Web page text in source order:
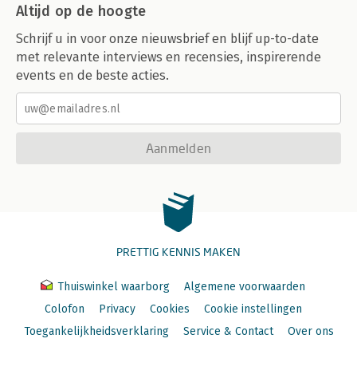
Altijd op de hoogte
Schrijf u in voor onze nieuwsbrief en blijf up-to-date
met relevante interviews en recensies, inspirerende
events en de beste acties.
Aanmelden
PRETTIG KENNIS MAKEN
Thuiswinkel waarborg
Algemene voorwaarden
Colofon
Privacy Cookies
Cookie instellingen
Toegankelijkheidsverklaring
Service & Contact Over ons